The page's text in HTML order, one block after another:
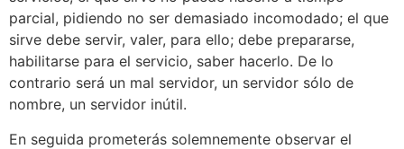
parcial, pidiendo no ser demasiado incomodado; el que
sirve debe servir, valer, para ello; debe prepararse,
habilitarse para el servicio, saber hacerlo. De lo
contrario será un mal servidor, un servidor sólo de
nombre, un servidor inútil.
En seguida prometerás solemnemente observar el